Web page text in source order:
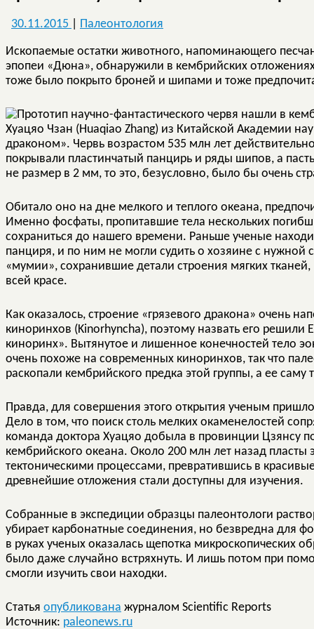
30.11.2015 Палеонтология
Ископаемые остатки животного, напоминающего
эпопеи «Дюна», обнаружили в кембрийских
тоже было покрыто броней и шипами и тоже
Хуацяо Чзан (Huaqiao Zhang) из Китайской Академии
драконом». Червь возрастом 535 млн лет
покрывали пластинчатый панцирь и ряды шипов, а
не размер в 2 мм, то это, безусловно, было бы очень
Обитало оно на дне мелкого и теплого океана,
Именно фосфаты, пропитавшие тела нескольких
сохраниться до нашего времени. Раньше ученые
панциря, и по ним не могли судить о хозяине с
«мумии», сохранившие детали строения мягких
всей красе.
Как оказалось, строение «грязевого дракона» очень
киноринхов (Kinorhyncha), поэтому назвать его решили
киноринх». Вытянутое и лишенное конечностей тело
очень похоже на современных киноринхов, так что
раскопали кембрийского предка этой группы, а ее
Правда, для совершения этого открытия ученым
Дело в том, что поиск столь мелких окаменелостей
команда доктора Хуацяо добыла в провинции Цзянсу
кембрийского океана. Около 200 млн лет назад
тектоническими процессами, превратившись в
древнейшие отложения стали доступны для изучения.
Собранные в экспедиции образцы палеонтологи
убирает карбонатные соединения, но безвредна для
в руках ученых оказалась щепотка микроскопических
было даже случайно встряхнуть. И лишь потом при
смогли изучить свои находки.
Статья опубликована журналом Scientific Reports
Источник: paleonews.ru